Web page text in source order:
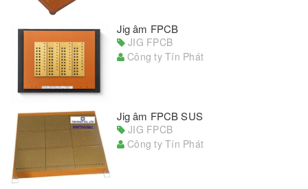
Jig âm FPCB
JIG FPCB
Công ty Tín Phát
Jig âm FPCB SUS
JIG FPCB
Công ty Tín Phát